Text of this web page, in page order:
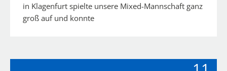
in Klagenfurt spielte unsere Mixed-Mannschaft ganz
groß auf und konnte